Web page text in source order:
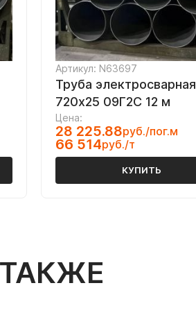
Артикул: N63697
Труба электросварная
720х25 09Г2С 12 м
Цена:
28 225.88руб./пог.м
66 514руб./т
КУПИТЬ